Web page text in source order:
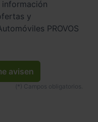
y
PROVOS
avisen